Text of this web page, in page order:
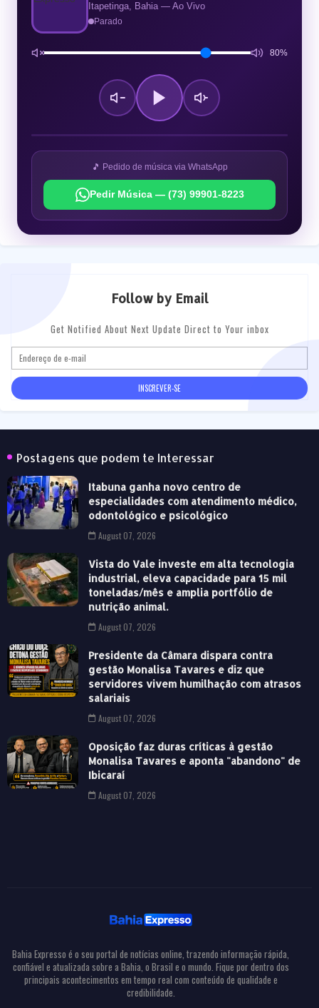
Itapetinga, Bahia — Ao Vivo
Parado
80%
🎵 Pedido de música via WhatsApp
Pedir Música — (73) 99901-8223
Follow by Email
Get Notified About Next Update Direct to Your inbox
Postagens que podem te Interessar
Itabuna ganha novo centro de
especialidades com atendimento médico,
odontológico e psicológico
August 07, 2026
Vista do Vale investe em alta tecnologia
industrial, eleva capacidade para 15 mil
toneladas/mês e amplia portfólio de
nutrição animal.
August 07, 2026
Presidente da Câmara dispara contra
gestão Monalisa Tavares e diz que
servidores vivem humilhação com atrasos
salariais
August 07, 2026
Oposição faz duras críticas à gestão
Monalisa Tavares e aponta "abandono" de
Ibicaraí
August 07, 2026
Bahia Expresso é o seu portal de notícias online, trazendo informação rápida,
confiável e atualizada sobre a Bahia, o Brasil e o mundo. Fique por dentro dos
principais acontecimentos em tempo real com conteúdo de qualidade e
credibilidade.